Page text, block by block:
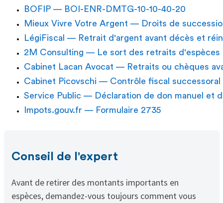
BOFIP — BOI-ENR-DMTG-10-10-40-20
Mieux Vivre Votre Argent — Droits de
LégiFiscal — Retrait d'argent avant décès et
2M Consulting — Le sort des retraits d'espèces
Cabinet Lacan Avocat — Retraits ou chèques
Cabinet Picovschi — Contrôle fiscal
Service Public — Déclaration de don manuel et
Impots.gouv.fr — Formulaire 2735
Conseil de l'expert
Avant de retirer des montants importants en
espèces, demandez-vous toujours comment vous